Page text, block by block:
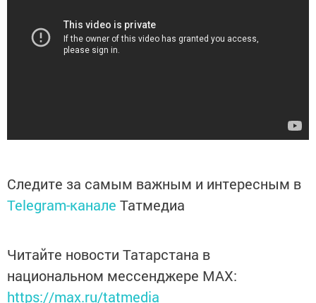
Следите за самым важным и интересным в
Telegram-канале Татмедиа
Читайте новости Татарстана в
национальном мессенджере MАХ:
https://max.ru/tatmedia